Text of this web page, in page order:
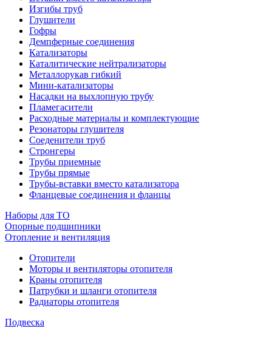
Изгибы труб
Глушители
Гофры
Демпферные соединения
Катализаторы
Каталитические нейтрализаторы
Металлорукав гибкий
Мини-катализаторы
Насадки на выхлопную трубу
Пламегасители
Расходные материалы и комплектующие
Резонаторы глушителя
Соеденители труб
Стронгеры
Трубы приемные
Трубы прямые
Трубы-вставки вместо катализатора
Фланцевые соединения и фланцы
Наборы для ТО
Опорные подшипники
Отопление и вентиляция
Отопители
Моторы и вентиляторы отопителя
Краны отопителя
Патрубки и шланги отопителя
Радиаторы отопителя
Подвеска